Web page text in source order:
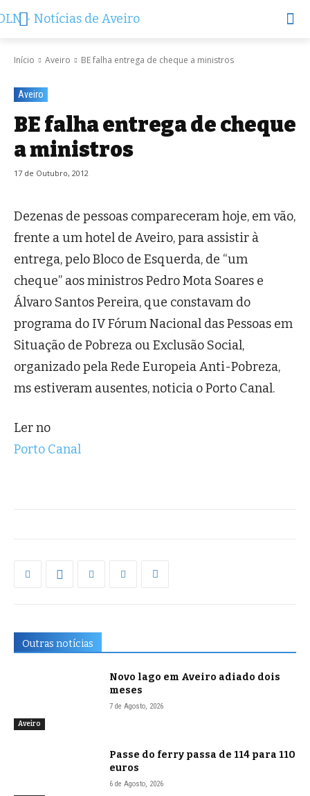
Início Aveiro BE falha entrega de cheque a ministros
Aveiro
BE falha entrega de cheque
a ministros
17 de Outubro, 2012
Dezenas de pessoas compareceram hoje, em vão,
frente a um hotel de Aveiro, para assistir à
entrega, pelo Bloco de Esquerda, de “um
cheque” aos ministros Pedro Mota Soares e
Álvaro Santos Pereira, que constavam do
programa do IV Fórum Nacional das Pessoas em
Situação de Pobreza ou Exclusão Social,
organizado pela Rede Europeia Anti-Pobreza,
ms estiveram ausentes, noticia o Porto Canal.
Ler no
Porto Canal
Outras notícias
Aveiro
Novo lago em Aveiro adiado dois
meses
7 de Agosto, 2026
Passe do ferry passa de 114 para 110
euros
6 de Agosto, 2026